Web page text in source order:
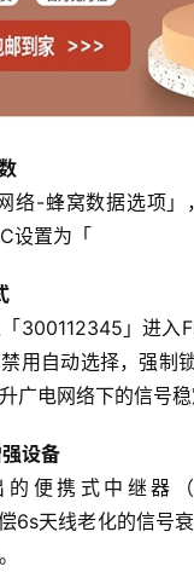
络-蜂窝数据选项」
设置为「
300112345」进入
用自动选择，强制
广电网络下的信号稳
设备
便携式中继器（
6s天线老化的信号